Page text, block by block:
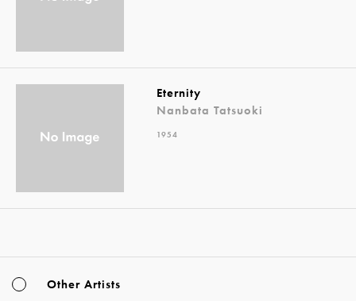
Eternity
Nanbata Tatsuoki
1954
Other Artists